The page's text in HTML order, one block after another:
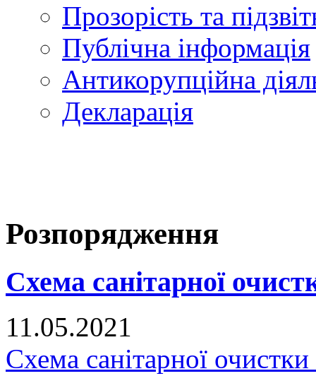
Прозорість та
Публічна інформація
Антикорупційна
Декларація
Розпорядження
Схема санітарної
11.05.2021
Схема санітарної